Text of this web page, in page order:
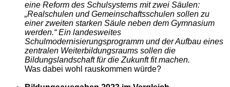
eine Reform des Schulsystems mit zwei Säulen:
„Realschulen und Gemeinschaftsschulen sollen zu
einer zweiten starken Säule neben dem Gymnasium
werden.“ Ein landesweites
Schulmodernisierungsprogramm und der Aufbau eines
zentralen Weiterbildungsraums sollen die
Bildungslandschaft für die Zukunft fit machen.
Was dabei wohl rauskommen würde?